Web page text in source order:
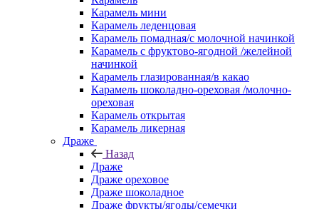
Карамель мини
Карамель леденцовая
Карамель помадная/с молочной начинкой
Карамель с фруктово-ягодной /желейной
начинкой
Карамель глазированная/в какао
Карамель шоколадно-ореховая /молочно-
ореховая
Карамель открытая
Карамель ликерная
Драже
Назад
Драже
Драже ореховое
Драже шоколадное
Драже фрукты/ягоды/семечки